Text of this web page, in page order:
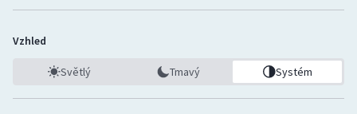
Vzhled
Světlý Tmavý Systém